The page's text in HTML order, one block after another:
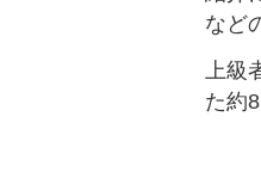
など
上
た約